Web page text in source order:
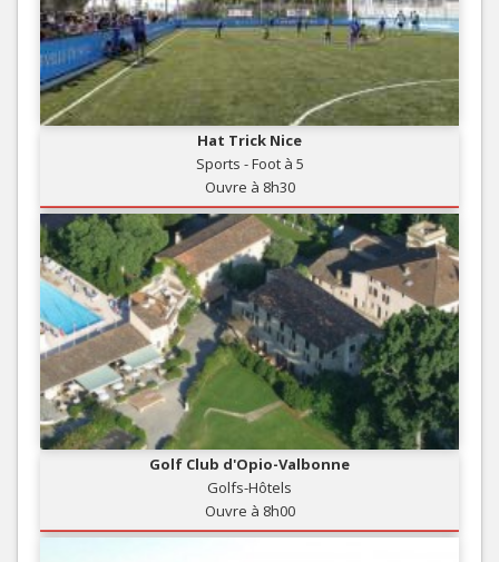
Hat Trick Nice
Sports - Foot à 5
Ouvre à 8h30
Golf Club d'Opio-Valbonne
Golfs-Hôtels
Ouvre à 8h00